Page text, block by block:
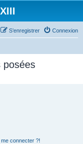
Connexion
S’enregistrer
posées
connecter ?!